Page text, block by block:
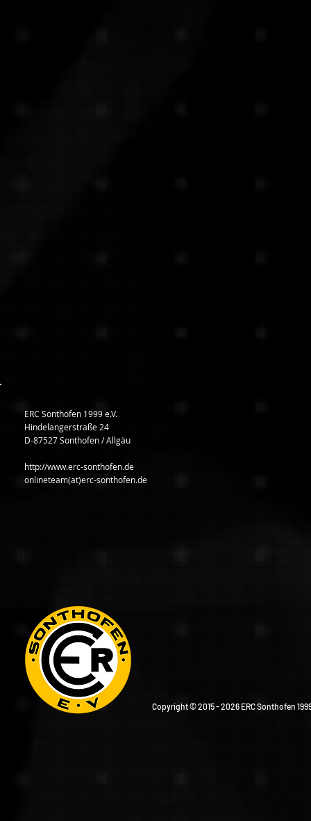
ERC Sonthofen 1999 e.V.
Hindelangerstraße 24
D-87527 Sonthofen / Allgäu
http://www.erc-sonthofen.de
onlineteam(at)erc-sonthofen.de
Copyright © 2015 - 2026 ERC Sonthofen